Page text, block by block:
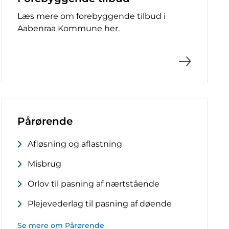
Læs mere om forebyggende tilbud i
Aabenraa Kommune her.
Pårørende
Afløsning og aflastning
Misbrug
Orlov til pasning af nærtstående
Plejevederlag til pasning af døende
Se mere om Pårørende